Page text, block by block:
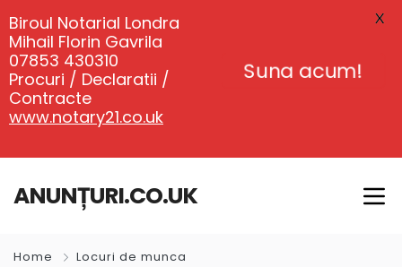
ANUNȚURI.CO.UK
Home Locuri de munca
Biroul Notarial Londra
Mihail Florin Gavrila
07853 430310
Procuri / Declaratii /
Contracte
www.notary21.co.uk
Suna acum!
X